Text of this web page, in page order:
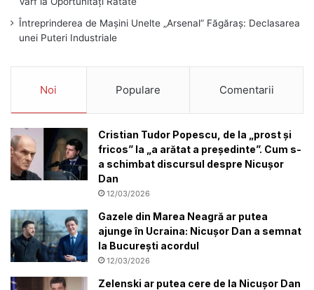
Întreprinderea de Mașini Unelte „Arsenal” Făgăraș: Declasarea
unei Puteri Industriale
Noi Populare Comentarii
Cristian Tudor Popescu, de la „prost și
fricos” la „a arătat a președinte”. Cum s-
a schimbat discursul despre Nicușor
Dan
12/03/2026
Gazele din Marea Neagră ar putea
ajunge în Ucraina: Nicușor Dan a semnat
la București acordul
12/03/2026
Zelenski ar putea cere de la Nicușor Dan